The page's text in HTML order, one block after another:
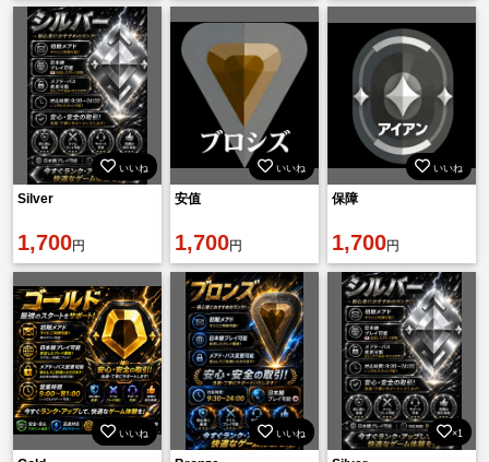
いいね
Silver
1,700円
いいね
安值
1,700円
いいね
保障
1,700円
いいね いいね ×1